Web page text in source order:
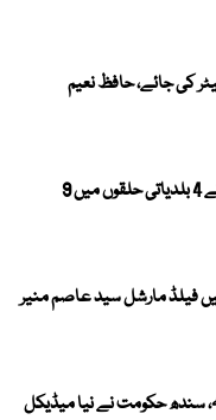
روپے فی لیٹر کی جائے، حافظ نعیم
الیکشن کمیشن نے بلوچستان کے 4 بلدیاتی حلقوں میں 9
فیلڈ مارشل سید عاصم منیر
سندھ حکومت نے نیا میڈیکل